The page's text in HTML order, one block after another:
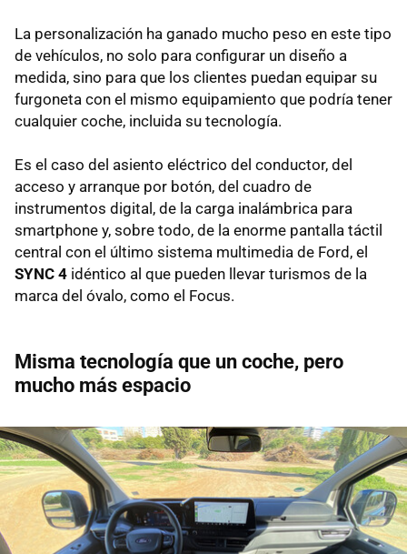
La personalización ha ganado mucho peso en este tipo
de vehículos, no solo para configurar un diseño a
medida, sino para que los clientes puedan equipar su
furgoneta con el mismo equipamiento que podría tener
cualquier coche, incluida su tecnología.
Es el caso del asiento eléctrico del conductor, del
acceso y arranque por botón, del cuadro de
instrumentos digital, de la carga inalámbrica para
smartphone y, sobre todo, de la enorme pantalla táctil
central con el último sistema multimedia de Ford, el
SYNC 4 idéntico al que pueden llevar turismos de la
marca del óvalo, como el Focus.
Misma tecnología que un coche, pero
mucho más espacio